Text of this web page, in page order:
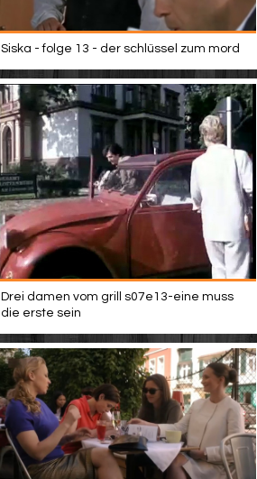
Siska - folge 13 - der schlüssel zum mord
Drei damen vom grill s07e13-eine muss
die erste sein